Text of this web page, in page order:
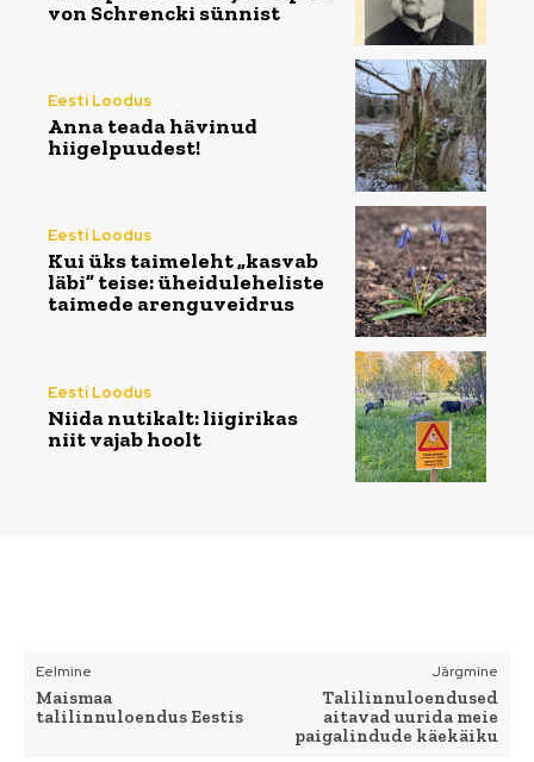
von Schrencki sünnist
Eesti Loodus
Anna teada hävinud
hiigelpuudest!
Eesti Loodus
Kui üks taimeleht „kasvab
läbi” teise: üheiduleheliste
taimede arenguveidrus
Eesti Loodus
Niida nutikalt: liigirikas
niit vajab hoolt
Eelmine
Maismaa
talilinnuloendus Eestis
Järgmine
Talilinnuloendused
aitavad uurida meie
paigalindude käekäiku